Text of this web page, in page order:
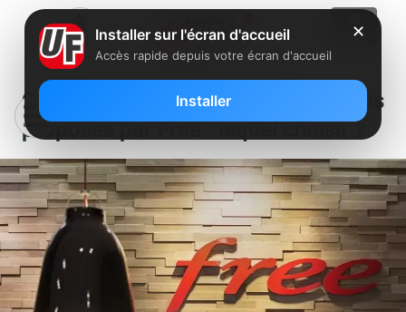
Choc des smartphones à 199 euros
proposés par Free : lequel choisir ?
✕
Installer sur l'écran d'accueil
Accès rapide depuis votre écran d'accueil
Installer